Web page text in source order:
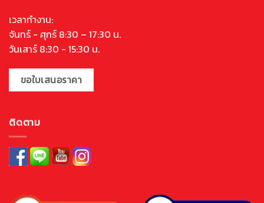
เวลาทำงาน:
จันทร์ - ศุกร์ 8:30 – 17:30 น.
วันเสาร์ 8:30 - 15:30 น.
ขอใบเสนอราคา
ติดตาม